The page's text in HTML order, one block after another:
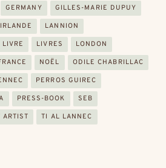
GERMANY GILLES-MARIE DUPUY
IRLANDE LANNION
LIVRE LIVRES LONDON
NOËL ODILE CHABRILLAC
PERROS GUIREC
PRESS-BOOK SEB
ARTIST TI AL LANNEC